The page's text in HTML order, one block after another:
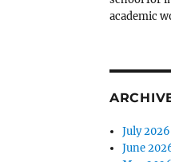
academic
July 2026
June